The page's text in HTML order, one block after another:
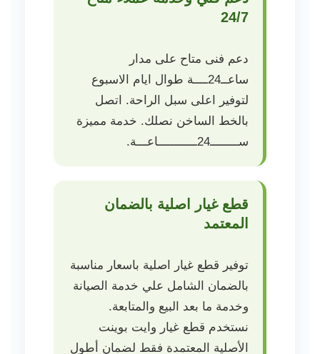
24/7
دعم فنى متاح على مدار
ساعــ24ــــة طوال ايام الاسبوع
لتوفير اعلى سبل الراحة. اتصل
بالخط الساخن نصلك. خدمة مميزة
ســــــــ24ـــــــــــاعـــة.
قطع غيار اصلية بالضمان
المعتمد
توفير قطع غيار اصلية باسعار مناسبة
بالضمان الشامل علي خدمة الصيانة
وخدمة ما بعد البيع والمتابعة.
نستخدم قطع غيار وايت بوينت
الأصلية المعتمدة فقط لضمان أطول